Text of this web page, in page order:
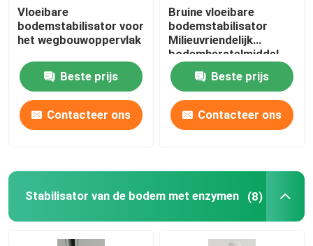
Vloeibare
bodemstabilisator voor
het wegbouwoppervlak
Beste prijs
Contacteer ons
Bruine vloeibare
bodemstabilisator
Milieuvriendelijk
bodemherstelmiddel
Beste prijs
Contacteer ons
Stabilisator van de bodem met enzymen (8)